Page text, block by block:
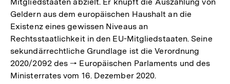
Geldern aus dem europäischen Haushalt an die
Existenz eines gewissen Niveaus an
Rechtsstaatlichkeit in den EU-Mitgliedstaaten. Seine
sekundärrechtliche Grundlage ist die Verordnung
2020/2092 des 🠒 Europäischen Parlaments und des
Ministerrates vom 16. Dezember 2020.